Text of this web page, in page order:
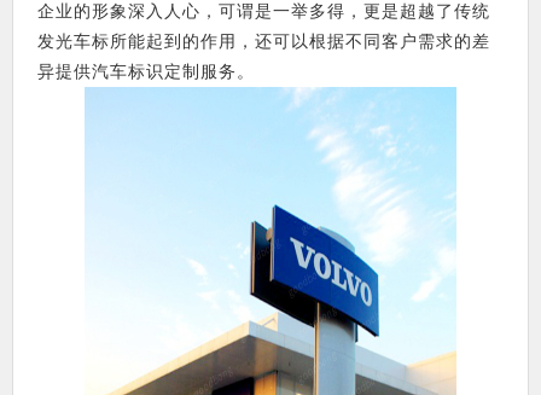
企业的形象深入人心，可谓是一举多得，更是超越了传统
发光车标所能起到的作用，还可以根据不同客户需求的差
异提供汽车标识定制服务。